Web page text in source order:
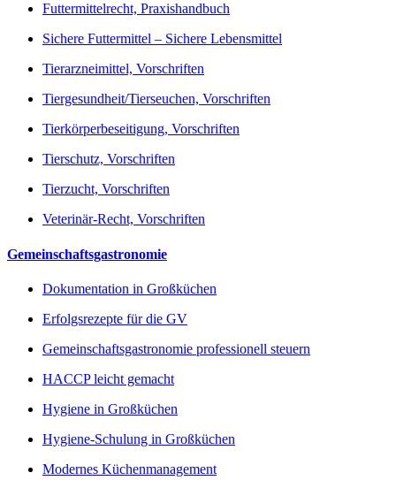
Futtermittelrecht, Praxishandbuch
Sichere Futtermittel – Sichere Lebensmittel
Tierarzneimittel, Vorschriften
Tiergesundheit/Tierseuchen, Vorschriften
Tierkörperbeseitigung, Vorschriften
Tierschutz, Vorschriften
Tierzucht, Vorschriften
Veterinär-Recht, Vorschriften
Gemeinschaftsgastronomie
Dokumentation in Großküchen
Erfolgsrezepte für die GV
Gemeinschaftsgastronomie professionell steuern
HACCP leicht gemacht
Hygiene in Großküchen
Hygiene-Schulung in Großküchen
Modernes Küchenmanagement